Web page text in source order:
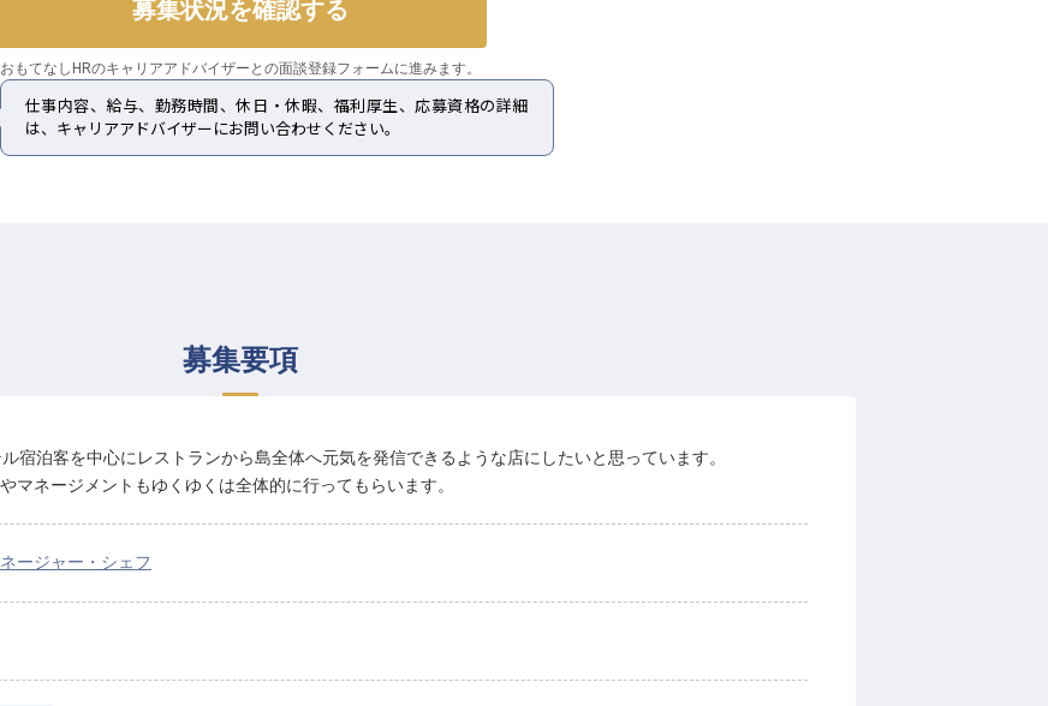
募集状況を確認する
おもてなしHRのキャリアアドバイザーとの面談登録フォームに進みます。
仕事内容、給与、勤務時間、休日・休暇、福利厚生、応募資格の詳細
は、キャリアアドバイザーにお問い合わせください。
募集要項
宿泊客を中心にレストランから島全体へ元気を発信できるような店にしたいと思っています。
マネージメントもゆくゆくは全体的に行ってもらいます。
ージャー・シェフ